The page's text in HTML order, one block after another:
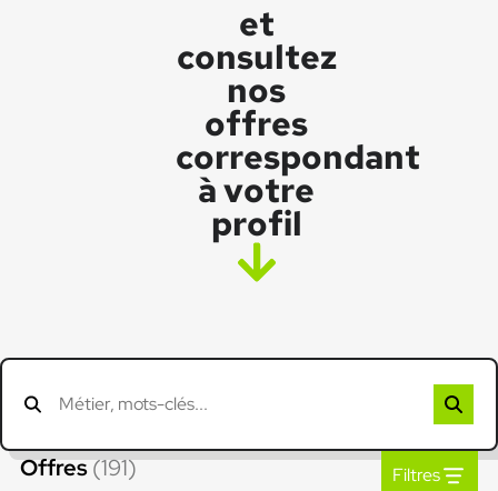
et
consultez
nos
offres
correspondant
à votre
profil
Offres(191) Filtres